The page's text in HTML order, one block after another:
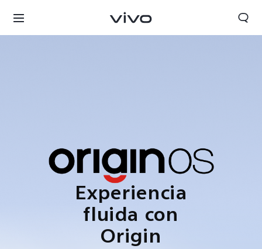
Experiencia
fluida con
Origin